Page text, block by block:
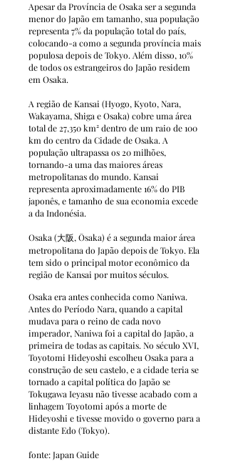
Apesar da Província de Osaka ser a segunda
menor do Japão em tamanho, sua população
representa 7% da população total do país,
colocando-a como a segunda província mais
populosa depois de Tokyo. Além disso, 10%
de todos os estrangeiros do Japão residem
em Osaka.
A região de Kansai (Hyogo, Kyoto, Nara,
Wakayama, Shiga e Osaka) cobre uma área
total de 27,350 km² dentro de um raio de 100
km do centro da Cidade de Osaka. A
população ultrapassa os 20 milhões,
tornando-a uma das maiores áreas
metropolitanas do mundo. Kansai
representa aproximadamente 16% do PIB
japonês, e tamanho de sua economia excede
a da Indonésia.
Osaka (大阪, Ōsaka) é a segunda maior área
metropolitana do Japão depois de Tokyo. Ela
tem sido o principal motor econômico da
região de Kansai por muitos séculos.
Osaka era antes conhecida como Naniwa.
Antes do Período Nara, quando a capital
mudava para o reino de cada novo
imperador, Naniwa foi a capital do Japão, a
primeira de todas as capitais. No século XVI,
Toyotomi Hideyoshi escolheu Osaka para a
construção de seu castelo, e a cidade teria se
tornado a capital política do Japão se
Tokugawa Ieyasu não tivesse acabado com a
linhagem Toyotomi após a morte de
Hideyoshi e tivesse movido o governo para a
distante Edo (Tokyo).
fonte: Japan Guide